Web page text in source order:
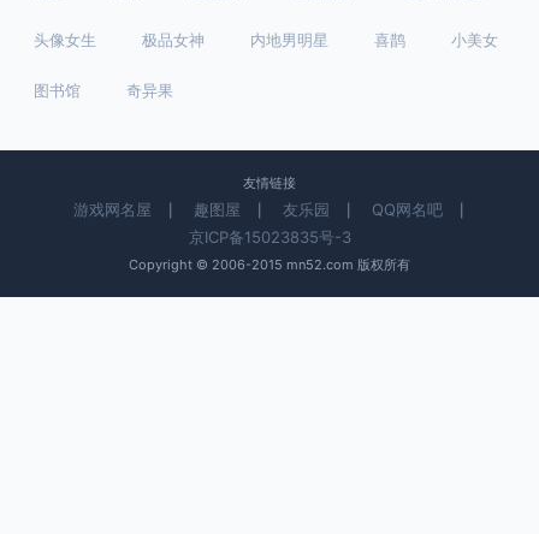
头像女生 极品女神 内地男明星 喜鹊 小美女
图书馆 奇异果
友情链接
游戏网名屋 趣图屋 友乐园 QQ网名吧
京ICP备15023835号-3
Copyright © 2006-2015 mn52.com 版权所有